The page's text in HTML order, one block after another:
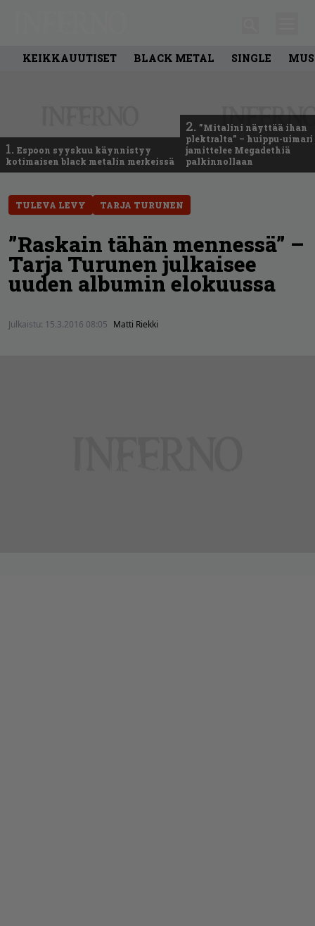
KEIKKAUUTISET BLACK METAL SINGLE
1. Espoon syyskuu käynnistyy
kotimaisen black metalin merkeissä
2. ”Mitalini näyttää ihan
plektralta” – huippu-uimari
jamittelee Megadethiä
palkinnollaan
TULEVA LEVY TARJA TURUNEN
”Raskain tähän mennessä” –
Tarja Turunen julkaisee
uuden albumin elokuussa
Julkaistu: 15.3.2016 08:05 Matti Riekki